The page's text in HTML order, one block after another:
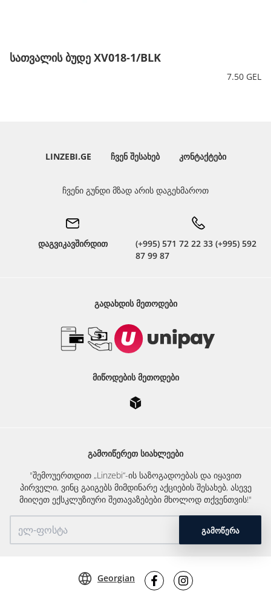
სათვალის ბუდე XV018-1/BLK
7.50 GEL
LINZEBI.GE ᲩᲕᲔᲜ ᲨᲔᲡᲐᲮᲔᲑ ᲙᲝᲜᲢᲐᲥᲢᲔᲑᲘ
ჩვენი გუნდი მზად არის დაგეხმაროთ
დაგვიკავშირდით
(+995) 571 72 22 33 (+995) 592
87 99 87
ᲒᲐᲓᲐᲮᲓᲘᲡ ᲛᲔᲗᲝᲓᲔᲑᲘ
ᲛᲘᲬᲝᲓᲔᲑᲘᲡ ᲛᲔᲗᲝᲓᲔᲑᲘ
ᲒᲐᲛᲝᲘᲬᲔᲠᲔᲗ ᲡᲘᲐᲮᲚᲔᲔᲑᲘ
"შემოუერთდით „Linzebi“-ის საზოგადოებას და იყავით
პირველი, ვინც გაიგებს მიმდინარე აქციების შესახებ, ასევე
მიიღეთ ექსკლუზიური შეთავაზებები მხოლოდ თქვენთვის!"
ᲒᲐᲛᲝᲬᲔᲠᲐ
Georgian